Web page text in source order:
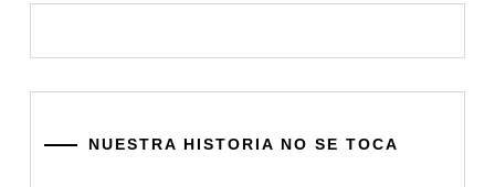
NUESTRA HISTORIA NO SE TOCA